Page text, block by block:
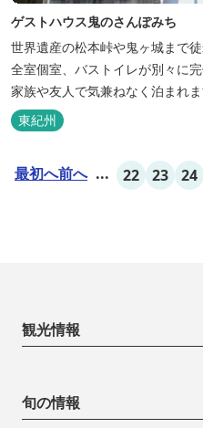
ゲストハウス鬼のさんぽみち
世界遺産の松本峠や鬼ヶ城まで
全室個室、バストイレが別々に
家族や友人で気兼ねなく泊まれま
東紀州
最初へ前へ ... 22 23 24
観光情報
旬の情報